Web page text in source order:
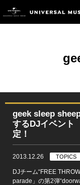
geek sleep
するDJイベント
定！
2013.12.26 TOPICS
DJチーム“FREE
parade」の第2弾